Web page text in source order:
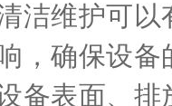
洁维护可
，确保设
备表面、